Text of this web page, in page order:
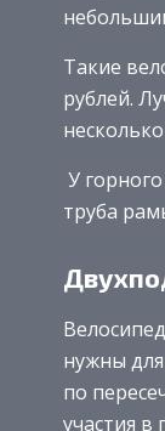
Такие
рублей.
У
труба
нужны
по
участия в